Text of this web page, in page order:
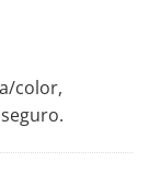
color,